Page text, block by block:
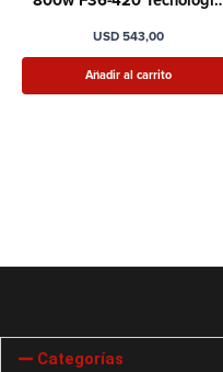
USD543,00
Añadir al carrito
Categorías